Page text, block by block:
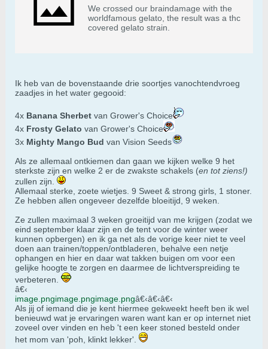
We crossed our braindamage with the
worldfamous gelato, the result was a thc
covered gelato strain.
Ik heb van de bovenstaande drie soortjes vanochtendvroeg
zaadjes in het water gegooid:
4x Banana Sherbet van Grower's Choice
4x Frosty Gelato van Grower's Choice
3x Mighty Mango Bud van Vision Seeds
Als ze allemaal ontkiemen dan gaan we kijken welke 9 het
sterkste zijn en welke 2 er de zwakste schakels (en tot ziens!)
zullen zijn.
Allemaal sterke, zoete wietjes. 9 Sweet & strong girls, 1 stoner.
Ze hebben allen ongeveer dezelfde bloeitijd, 9 weken.
Ze zullen maximaal 3 weken groeitijd van me krijgen (zodat we
eind september klaar zijn en de tent voor de winter weer
kunnen opbergen) en ik ga net als de vorige keer niet te veel
doen aan trainen/toppen/ontbladeren, behalve een netje
ophangen en hier en daar wat takken buigen om voor een
gelijke hoogte te zorgen en daarmee de lichtverspreiding te
verbeteren.
â€‹
image.pngimage.pngimage.pngâ€‹â€‹â€‹
Als jij of iemand die je kent hiermee gekweekt heeft ben ik wel
benieuwd wat je ervaringen waren want kan er op internet niet
zoveel over vinden en heb 't een keer stoned besteld onder
het mom van 'poh, klinkt lekker'.